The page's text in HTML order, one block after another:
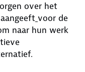
over het
voor de
naar hun werk